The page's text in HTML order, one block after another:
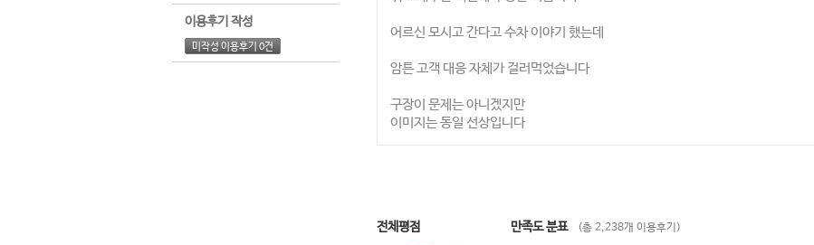
이용후기 작성
미작성 이용후기 0건
어르신 모시고 간다고 수차 이야기 했는데
암튼 고객 대응 자체가 걸러먹었습니다
구장이 문제는 아니겠지만
이미지는 동일 선상입니다
전체평점 만족도 분표 (총 2,238개 이용후기)